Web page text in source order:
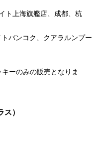
ト上海旗艦店、成都、杭
バンコク、クアラルンプー
ーのみの販売となりま
ス）